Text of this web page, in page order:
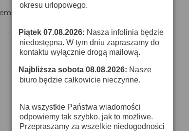
okresu urlopowego.
· Piątek 07.08.2026: Nasza infolinia będzie
niedostępna. W tym dniu zapraszamy do
kontaktu wyłącznie drogą mailową.
· Najbliższa sobota 08.08.2026: Nasze
biuro będzie całkowicie nieczynne.
Na wszystkie Państwa wiadomości
odpowiemy tak szybko, jak to możliwe.
Przepraszamy za wszelkie niedogodności